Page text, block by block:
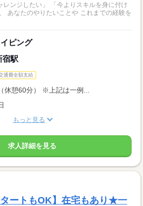
レンジしたい」 「今よりスキルを身に付け
ピング
宿駅
通費全額支給
休憩60分） ※上記は一例...
もっと見る
求人詳細を見る
タートもOK】在宅もあり★一